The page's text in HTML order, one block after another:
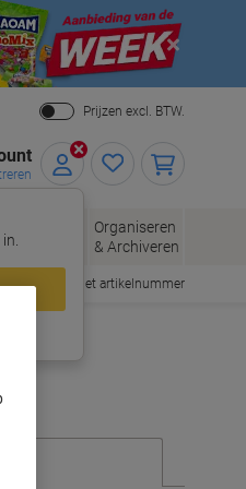
Close
Prijzen excl. BTW.
Organiseren
& Archiveren
bestellen met artikelnummer